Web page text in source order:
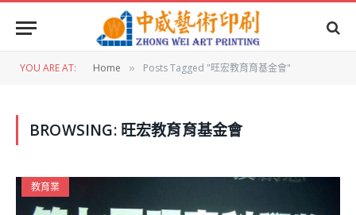
YOU ARE AT: Home » Posts Tagged "旺宏教育育基金會"
BROWSING: 旺宏教育育基金會
教育業